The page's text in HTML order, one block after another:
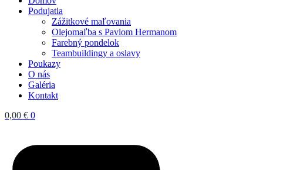
Podujatia
Zážitkové maľovania
Olejomaľba s Pavlom Hermanom
Farebný pondelok
Teambuildingy a oslavy
Poukazy
O nás
Galéria
Kontakt
0,00 € 0